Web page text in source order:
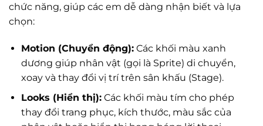
chức năng, giúp các em dễ dàng nhận biết và lựa
chọn:
Motion (Chuyển động):Các khối màu xanh
dương giúp nhân vật (gọi là Sprite) di chuyển,
xoay và thay đổi vị trí trên sân khấu (Stage).
Looks (Hiển thị):Các khối màu tím cho phép
thay đổi trang phục, kích thước, màu sắc của